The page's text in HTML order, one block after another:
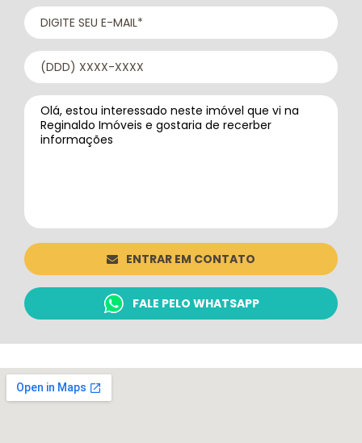
ENTRAR EM CONTATO
FALE PELO WHATSAPP